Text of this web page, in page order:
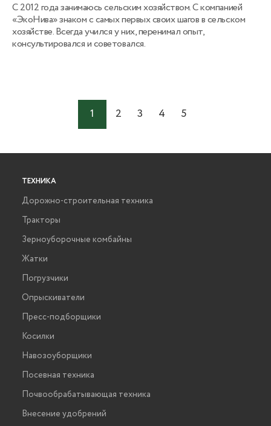
С 2012 года занимаюсь сельским хозяйством. С компанией
«ЭкоНива» знаком с самых первых своих шагов в сельском
хозяйстве. Всегда учился у них, перенимал опыт,
консультировался и советовался.
1 2 3 4 5
ТЕХНИКА
Дорожно-строительная техника
Тракторы
Зерноуборочные комбайны
Жатки
Погрузчики
Опрыскиватели
Пресс-подборщики
Косилки
Навозоуборщики
Посевная техника
Почвообрабатывающая техника
Внесение удобрений